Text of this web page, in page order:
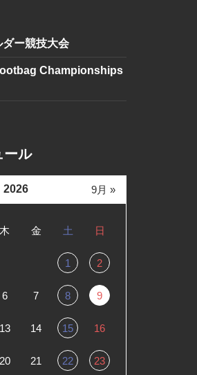
ー競技大会
Championships
ール
2026
木 金 土 日
1 2
6 7 8 9
13 14 15 16
20 21 22 23
9月 »